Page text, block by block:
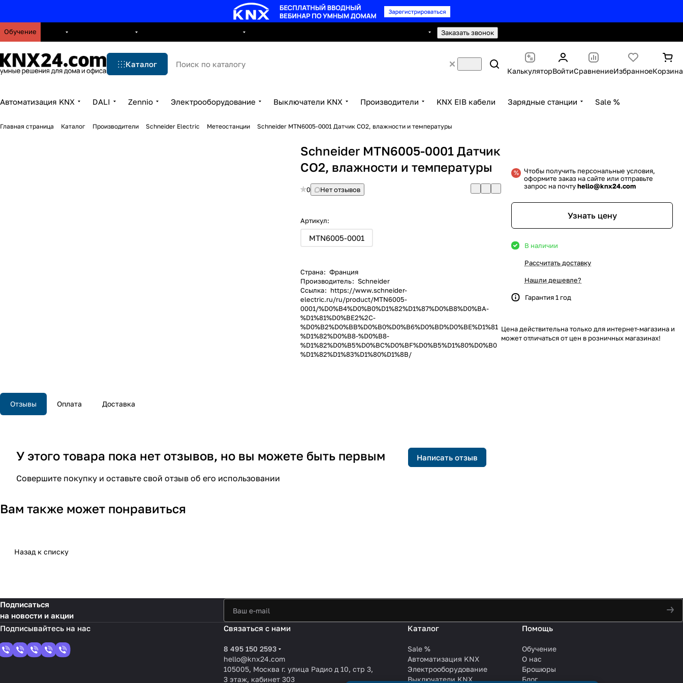
Обучение Заказать звонок
Каталог
КалькуляторВойтиСравнениеИзбранноеКорзина
Автоматизация KNX DALI Zennio Электрооборудование Выключатели KNX Производители KNX EIB кабели Зарядные станции Sale %
Главная страница Каталог Производители Schneider Electric Метеостанции Schneider MTN6005-0001 Датчик СО2, влажности и температуры
Schneider MTN6005-0001 Датчик
СО2, влажности и температуры
0 Нет отзывов
Артикул:
MTN6005-0001
Страна: Франция
Производитель: Schneider
Ссылка: https://www.schneider-
electric.ru/ru/product/MTN6005-
0001/%D0%B4%D0%B0%D1%82%D1%87%D0%B8%D0%BA-
%D1%81%D0%BE2%2C-
%D0%B2%D0%BB%D0%B0%D0%B6%D0%BD%D0%BE%D1%81
%D1%82%D0%B8-%D0%B8-
%D1%82%D0%B5%D0%BC%D0%BF%D0%B5%D1%80%D0%B0
%D1%82%D1%83%D1%80%D1%8B/
Чтобы получить персональные условия,
оформите заказ на сайте или отправьте
запрос на почтуhello@knx24.com
Узнать цену
В наличии
Рассчитать доставку
Нашли дешевле?
Гарантия 1 год
Цена действительна только для интернет-магазина и
может отличаться от цен в розничных магазинах!
Отзывы Оплата Доставка
У этого товара пока нет отзывов, но вы можете быть первым
Совершите покупку и оставьте свой отзыв об его использовании
Написать отзыв
Вам также может понравиться
Назад к списку
Подписаться
на новости и акции
Связаться с нами
8 495 150 2593
hello@knx24.com
105005, Москва г. улица Радио д 10, стр 3,
3 этаж, кабинет 303
Каталог
Sale %
Автоматизация KNX
Электрооборудование
Выключатели KNX
Помощь
Обучение
О нас
Брошюры
Блог